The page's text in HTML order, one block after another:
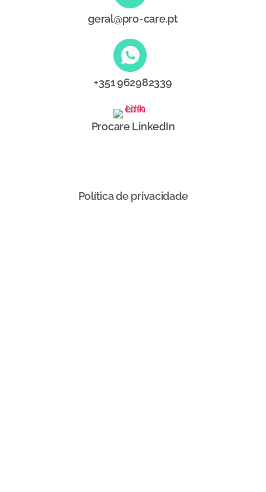
geral@pro-care.pt
+351 962982339
Procare LinkedIn
Política de privacidade